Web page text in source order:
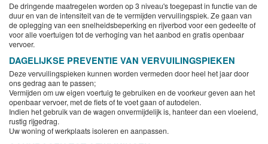
De dringende maatregelen worden op 3 niveau's toegepast in functie van de
duur en van de intensiteit van de te vermijden vervuilingspiek. Ze gaan van
de oplegging van een snelheidsbeperking en rijverbod voor een gedeelte of
voor alle voertuigen tot de verhoging van het aanbod en gratis openbaar
vervoer.
DAGELIJKSE PREVENTIE VAN VERVUILINGSPIEKEN
Deze vervuilingspieken kunnen worden vermeden door heel het jaar door
ons gedrag aan te passen;
Vermijden om uw eigen voertuig te gebruiken en de voorkeur geven aan het
openbaar vervoer, met de fiets of te voet gaan of autodelen.
Indien het gebruik van de wagen onvermijdelijk is, hanteer dan een vloeiend,
rustig rijgedrag.
Uw woning of werkplaats isoleren en aanpassen.